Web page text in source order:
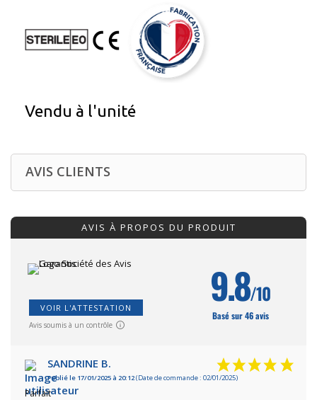
Vendu à l'unité
AVIS CLIENTS
AVIS À PROPOS DU PRODUIT
VOIR L'ATTESTATION
Avis soumis à un contrôle
9.8/10
Basé sur 46 avis
SANDRINE B.
Publié le 17/01/2025 à 20:12(Date de commande : 02/01/2025)
Parfait